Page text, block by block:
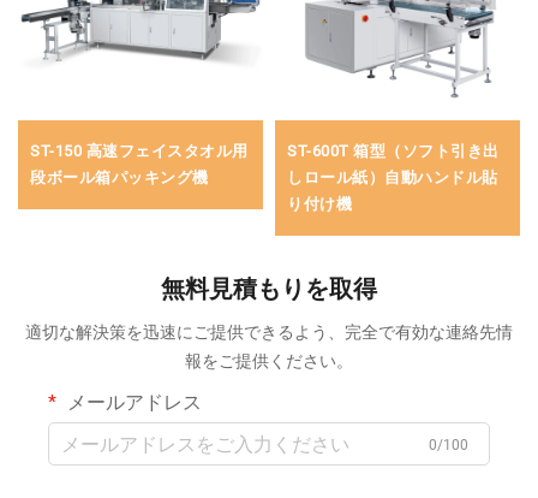
ST-150 高速フェイスタオル用
段ボール箱パッキング機
ST-600T 箱型（ソフト引き出
しロール紙）自動ハンドル貼
り付け機
無料見積もりを取得
適切な解決策を迅速にご提供できるよう、完全で有効な連絡先情
報をご提供ください。
メールアドレス
0/100